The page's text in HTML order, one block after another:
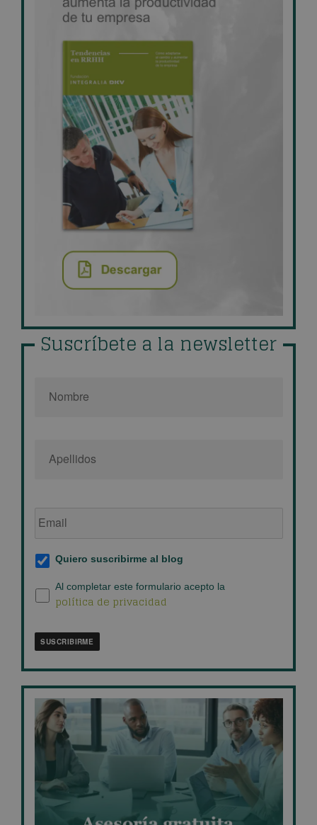
Suscríbete a la newsletter
de
Suscripción
al
blog
*
Quiero suscribirme al blog
Política
de
Al completar este formulario acepto la
política de privacidad
SUSCRIBIRME